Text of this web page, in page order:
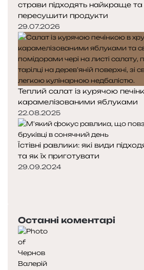
страви підходять найкраще та
пересушити продукти
29.07.2026
Теплий салат із курячою
карамелізованими яблуками
22.08.2025
Їстівні равлики: які види
та як їх приготувати
29.09.2024
Останні коментарі